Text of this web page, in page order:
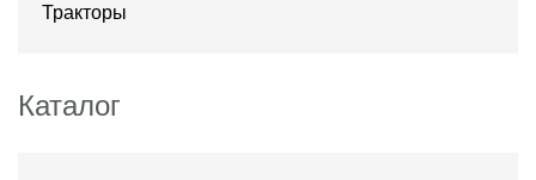
Тракторы
Каталог